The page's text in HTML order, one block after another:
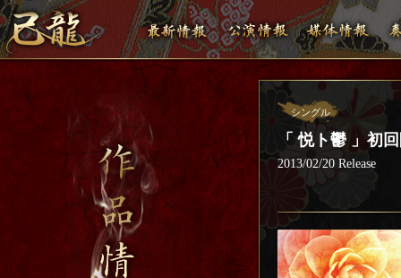
シングル
「 悦ト鬱 」初
2013/02/20 Release